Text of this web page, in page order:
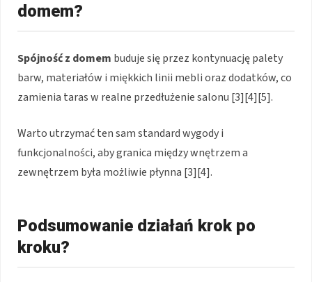
domem?
Spójność z domem buduje się przez kontynuację palety
barw, materiałów i miękkich linii mebli oraz dodatków, co
zamienia taras w realne przedłużenie salonu [3][4][5].
Warto utrzymać ten sam standard wygody i
funkcjonalności, aby granica między wnętrzem a
zewnętrzem była możliwie płynna [3][4].
Podsumowanie działań krok po
kroku?